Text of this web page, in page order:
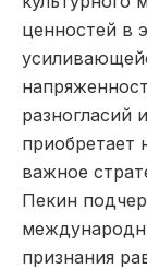
ценностей в
разногласий
приобретает
важное
Пекин
признания